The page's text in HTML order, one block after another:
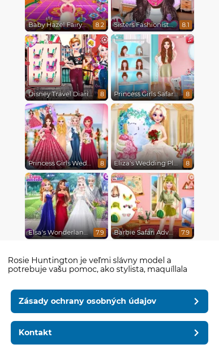
Baby Hazel Fairyland Ballet 8.2 Sisters Fashionista Makeup 8.1
Disney Travel Diaries: City Break 8 Princess Girls Safari Trip 8
Princess Girls Wedding Trip 8 Eliza's Wedding Planner 8
Elsa's Wonderland Wedding 7.9 Barbie Safari Adventure 7.9
Rosie Huntington je veľmi slávny model a
potrebuje vašu pomoc, ako stylista, maquíllala
Zásady ochrany osobných údajov
Kontakt